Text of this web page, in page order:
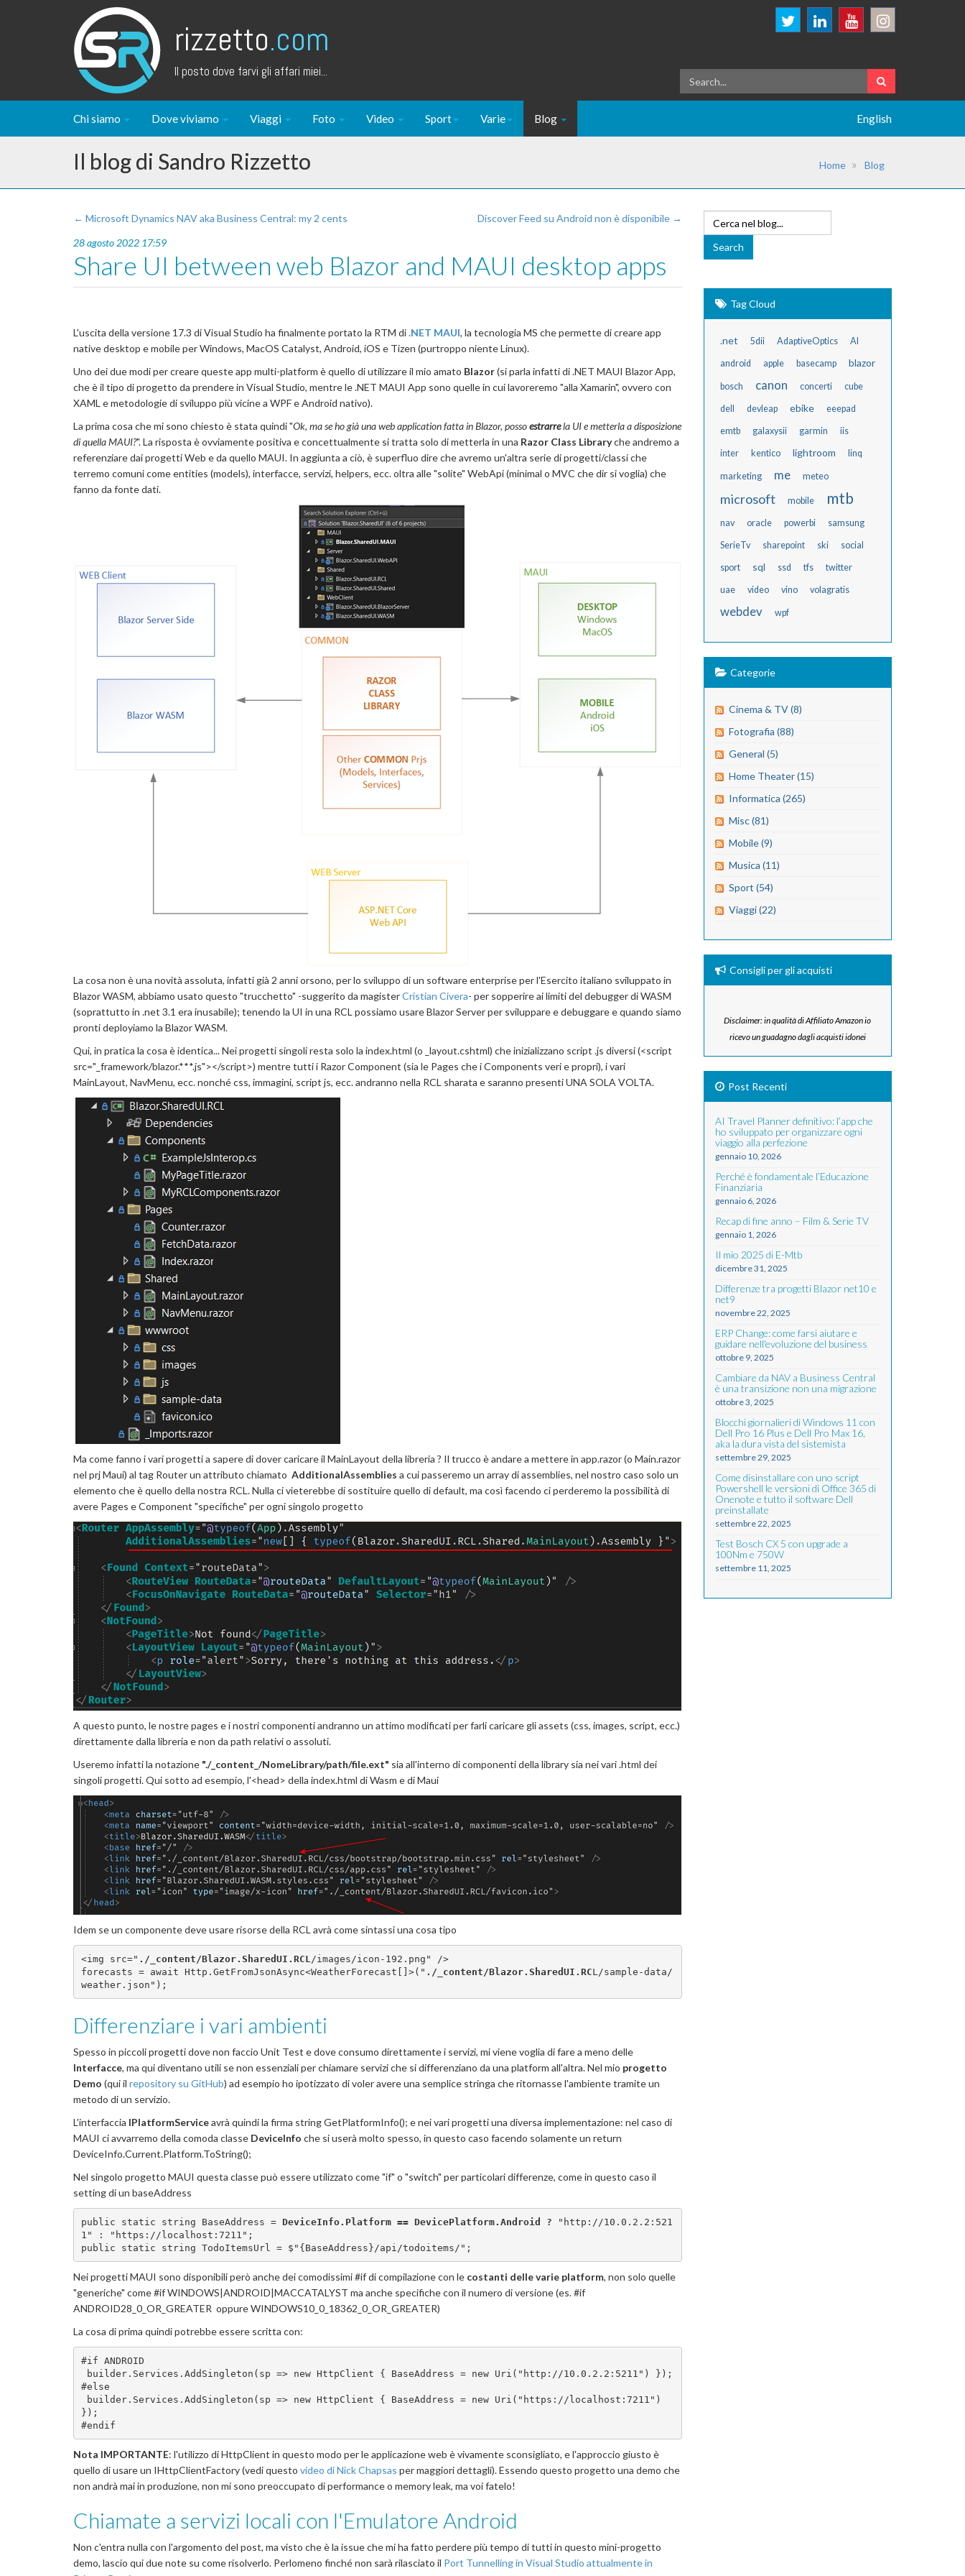
rizzetto.com
Il posto dove farvi gli affari miei...
Chi siamo Dove viviamo Viaggi Foto Video Sport Varie Blog English
Il blog di Sandro Rizzetto Home Blog
← Microsoft Dynamics NAV aka Business Central: my 2 cents
Discover Feed su Android non è disponibile →
28 agosto 2022 17:59
Share UI between web Blazor and MAUI desktop apps
L'uscita della versione 17.3 di Visual Studio ha finalmente portato la RTM di.NET MAUI, la tecnologia MS che permette di creare app
native desktop e mobile per Windows, MacOS Catalyst, Android, iOS e Tizen (purtroppo niente Linux).
Uno dei due modi per creare queste app multi-platform è quello di utilizzare il mio amato Blazor(si parla infatti di .NET MAUI Blazor App,
che è il tipo di progetto da prendere in Visual Studio, mentre le .NET MAUI App sono quelle in cui lavoreremo "alla Xamarin", ovvero con
XAML e metodologie di sviluppo più vicine a WPF e Android nativo).
La prima cosa che mi sono chiesto è stata quindi "Ok, ma se ho già una web application fatta in Blazor, possoestrarrela UI e metterla a disposizione
di quella MAUI?". La risposta è ovviamente positiva e concettualmente si tratta solo di metterla in una Razor Class Libraryche andremo a
referenziare dai progetti Web e da quello MAUI. In aggiunta a ciò, è superfluo dire che avremo un'altra serie di progetti/classi che
terremo comuni come entities (models), interfacce, servizi, helpers, ecc. oltra alle "solite" WebApi (minimal o MVC che dir si voglia) che
fanno da fonte dati.
La cosa non è una novità assoluta, infatti già 2 anni orsono, per lo sviluppo di un software enterprise per l'Esercito italiano sviluppato in
Blazor WASM, abbiamo usato questo "trucchetto" -suggerito da magisterCristian Civera- per sopperire ai limiti del debugger di WASM
(soprattutto in .net 3.1 era inusabile); tenendo la UI in una RCL possiamo usare Blazor Server per sviluppare e debuggare e quando siamo
pronti deployiamo la Blazor WASM.
Qui, in pratica la cosa è identica... Nei progetti singoli resta solo la index.html (o _layout.cshtml) che inizializzano script .js diversi (<script
src="_framework/blazor.***.js"></script>) mentre tutti i Razor Component (sia le Pages che i Components veri e propri), i vari
MainLayout, NavMenu, ecc. nonché css, immagini, script js, ecc. andranno nella RCL sharata e saranno presenti UNA SOLA VOLTA.
Ma come fanno i vari progetti a sapere di dover caricare il MainLayout della libreria ? Il trucco è andare a mettere in app.razor (o Main.razor
nel prj Maui) al tag Router un attributo chiamato AdditionalAssemblies a cui passeremo un array di assemblies, nel nostro caso solo un
elemento che è quello della nostra RCL. Nulla ci vieterebbe di sostituire quello di default, ma così facendo ci perderemo la possibilità di
avere Pages e Component "specifiche" per ogni singolo progetto
A questo punto, le nostre pages e i nostri componenti andranno un attimo modificati per farli caricare gli assets (css, images, script, ecc.)
direttamente dalla libreria e non da path relativi o assoluti.
Useremo infatti la notazione "./_content_/NomeLibrary/path/file.ext" sia all'interno di componenti della library sia nei vari .html dei
singoli progetti. Qui sotto ad esempio, l'<head> della index.html di Wasm e di Maui
Idem se un componente deve usare risorse della RCL avrà come sintassi una cosa tipo
<img src=" ./_content/Blazor.SharedUI.RCL /images/icon-192.png" />
forecasts = await Http.GetFromJsonAsync<WeatherForecast[]>(" ./_content/Blazor.SharedUI.RCL/sample-data/
weather.json");
Differenziare i vari ambienti
Spesso in piccoli progetti dove non faccio Unit Test e dove consumo direttamente i servizi, mi viene voglia di fare a meno delle
Interfacce, ma qui diventano utili se non essenziali per chiamare servizi che si differenziano da una platform all'altra. Nel mio progetto
Demo (qui il repository su GitHub) ad esempio ho ipotizzato di voler avere una semplice stringa che ritornasse l'ambiente tramite un
metodo di un servizio.
L'interfaccia IPlatformServiceavrà quindi la firma string GetPlatformInfo(); e nei vari progetti una diversa implementazione: nel caso di
MAUI ci avvarremo della comoda classe DeviceInfo che si userà molto spesso, in questo caso facendo solamente un return
DeviceInfo.Current.Platform.ToString();
Nel singolo progetto MAUI questa classe può essere utilizzato come "if" o "switch" per particolari differenze, come in questo caso il
setting di un baseAddress
public static string BaseAddress = DeviceInfo.Platform == DevicePlatform.Android ?
"http://10.0.2.2:521
1" : "https://localhost:7211" ;
public
static string TodoItemsUrl = $" {BaseAddress} /api/todoitems/" ;
Nei progetti MAUI sono disponibili però anche dei comodissimi #if di compilazione con le costanti delle varie platform, non solo quelle
"generiche" come #if WINDOWS|ANDROID|MACCATALYST ma anche specifiche con il numero di versione (es. #if
ANDROID28_0_OR_GREATER oppure WINDOWS10_0_18362_0_OR_GREATER)
La cosa di prima quindi potrebbe essere scritta con:
#if ANDROID
builder.Services.AddSingleton(sp => new HttpClient { BaseAddress = new Uri("http://10.0.2.2:5211") });
#else
});
#endif
Nota IMPORTANTE: l'utilizzo di HttpClient in questo modo per le applicazione web è vivamente sconsigliato, e l'approccio giusto è
quello di usare un IHttpClientFactory (vedi questo video di Nick Chapsas per maggiori dettagli). Essendo questo progetto una demo che
non andrà mai in produzione, non mi sono preoccupato di performance o memory leak, ma voi fatelo!
Chiamate a servizi locali con l'Emulatore Android
Non c'entra nulla con l'argomento del post, ma visto che è la issue che mi ha fatto perdere più tempo di tutti in questo mini-progetto
demo, lascio qui due note su come risolverlo. Perlomeno finché non sarà rilasciato il Port Tunnelling in Visual Studio attualmente in
Tag Cloud
.net 5dii AdaptiveOptics AI
android apple basecamp blazor
bosch canon concerti cube
dell devleap ebike eeepad
emtb galaxysii garmin iis
inter kentico lightroom linq
marketing me meteo
microsoft mobile mtb
nav oracle powerbi samsung
SerieTv sharepoint ski social
sport sql ssd tfs twitter
uae video vino volagratis
webdev wpf
Categorie
Cinema & TV (8)
Fotografia (88)
General (5)
Home Theater (15)
Informatica (265)
Misc (81)
Mobile (9)
Musica (11)
Sport (54)
Viaggi (22)
Consigli per gli acquisti
Disclaimer: in qualità di Affiliato Amazon io
ricevo un guadagno dagli acquisti idonei
Post Recenti
AI Travel Planner definitivo: l’app che
ho sviluppato per organizzare ogni
viaggio alla perfezione
gennaio 10, 2026
Perché è fondamentale l’Educazione
Finanziaria
gennaio 6, 2026
Recap di fine anno – Film & Serie TV
gennaio 1, 2026
Il mio 2025 di E-Mtb
dicembre 31, 2025
Differenze tra progetti Blazor net10 e
net9
novembre 22, 2025
ERP Change: come farsi aiutare e
guidare nell'evoluzione del business
ottobre 9, 2025
Cambiare da NAV a Business Central
è una transizione non una migrazione
ottobre 3, 2025
Blocchi giornalieri di Windows 11 con
Dell Pro 16 Plus e Dell Pro Max 16,
aka la dura vista del sistemista
settembre 29, 2025
Come disinstallare con uno script
Powershell le versioni di Office 365 di
Onenote e tutto il software Dell
preinstallate
settembre 22, 2025
Test Bosch CX 5 con upgrade a
100Nm e 750W
settembre 11, 2025